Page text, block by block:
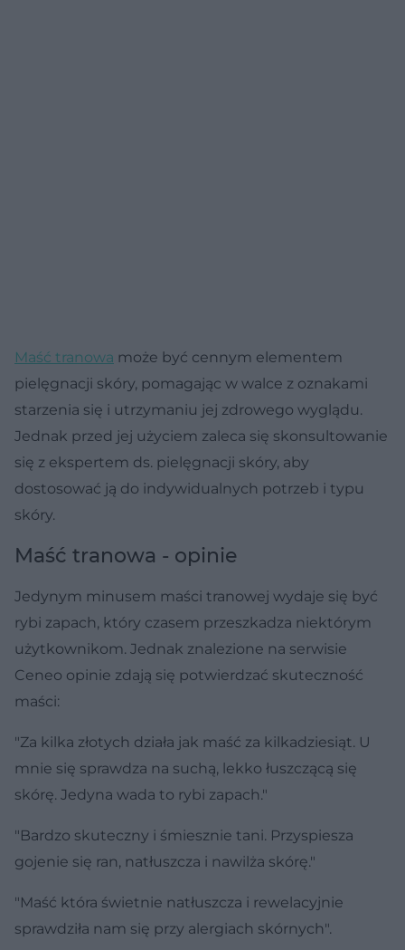
Maść tranowa może być cennym elementem
pielęgnacji skóry, pomagając w walce z oznakami
starzenia się i utrzymaniu jej zdrowego wyglądu.
Jednak przed jej użyciem zaleca się skonsultowanie
się z ekspertem ds. pielęgnacji skóry, aby
dostosować ją do indywidualnych potrzeb i typu
skóry.
Maść tranowa - opinie
Jedynym minusem maści tranowej wydaje się być
rybi zapach, który czasem przeszkadza niektórym
użytkownikom. Jednak znalezione na serwisie
Ceneo opinie zdają się potwierdzać skuteczność
maści:
"Za kilka złotych działa jak maść za kilkadziesiąt. U
mnie się sprawdza na suchą, lekko łuszczącą się
skórę. Jedyna wada to rybi zapach."
"Bardzo skuteczny i śmiesznie tani. Przyspiesza
gojenie się ran, natłuszcza i nawilża skórę."
"Maść która świetnie natłuszcza i rewelacyjnie
sprawdziła nam się przy alergiach skórnych".